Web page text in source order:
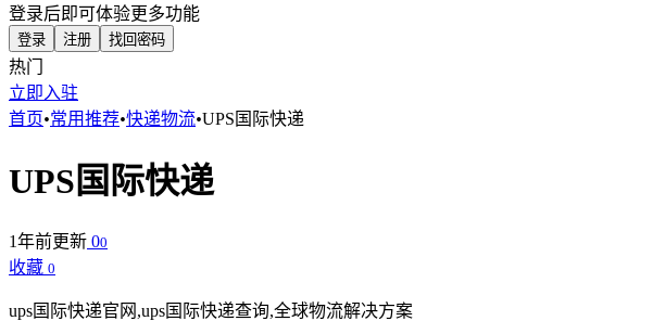
登录后即可体验更多功能
登录 注册 找回密码
热门
立即入驻
首页•常用推荐•快递物流•UPS国际快递
UPS国际快递
1年前更新 00
收藏 0
ups国际快递官网,ups国际快递查询,全球物流解决方案